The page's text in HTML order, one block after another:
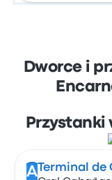
Dworce i
Przystanki
A Terminal